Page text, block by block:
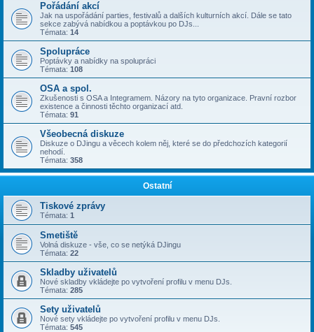
Pořádání akcí
Jak na uspořádání parties, festivalů a dalších kulturních akcí. Dále se tato
sekce zabývá nabídkou a poptávkou po DJs...
Témata: 14
Spolupráce
Poptávky a nabídky na spolupráci
Témata: 108
OSA a spol.
Zkušenosti s OSA a Integramem. Názory na tyto organizace. Pravní rozbor
existence a činnosti těchto organizací atd.
Témata: 91
Všeobecná diskuze
Diskuze o DJingu a věcech kolem něj, které se do předchozích kategorií
nehodí.
Témata: 358
Ostatní
Tiskové zprávy
Témata: 1
Smetiště
Volná diskuze - vše, co se netýká DJingu
Témata: 22
Skladby uživatelů
Nové skladby vkládejte po vytvoření profilu v menu DJs.
Témata: 285
Sety uživatelů
Nové sety vkládejte po vytvoření profilu v menu DJs.
Témata: 545